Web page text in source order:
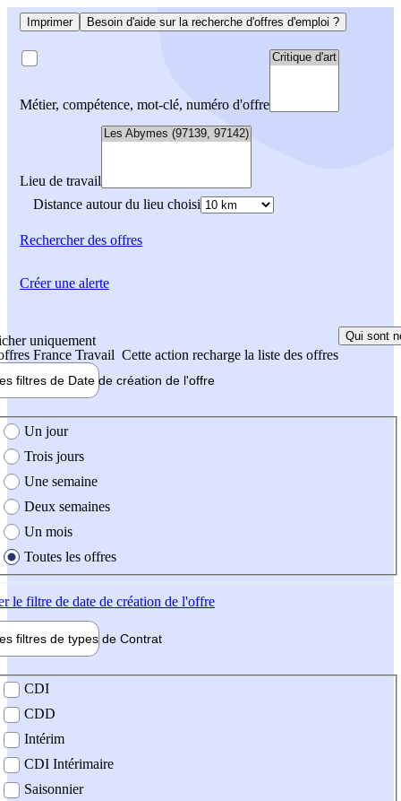
Imprimer Besoin d'aide sur la recherche d'offres d'emploi ?
Métier, compétence, mot-clé, numéro d'offre
Lieu de travail
Distance autour du lieu choisi
Rechercherdes offres
uniquement
France Travail Cette action recharge la liste des offres
Qui sont
filtres de Date de création de l'offre
création de l'offre
Un jour
Trois jours
Une semaine
Deux semaines
Un mois
Toutes les offres
le filtre de date de création de l'offre
filtres de types de Contrat
contrat
CDI
CDD
Intérim
CDI Intérimaire
Saisonnier
Créer une alerte